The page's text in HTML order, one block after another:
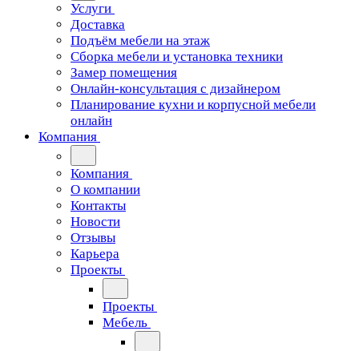
Услуги
Доставка
Подъём мебели на этаж
Сборка мебели и установка техники
Замер помещения
Онлайн-консультация с дизайнером
Планирование кухни и корпусной мебели
онлайн
Компания
Компания
О компании
Контакты
Новости
Отзывы
Карьера
Проекты
Проекты
Мебель